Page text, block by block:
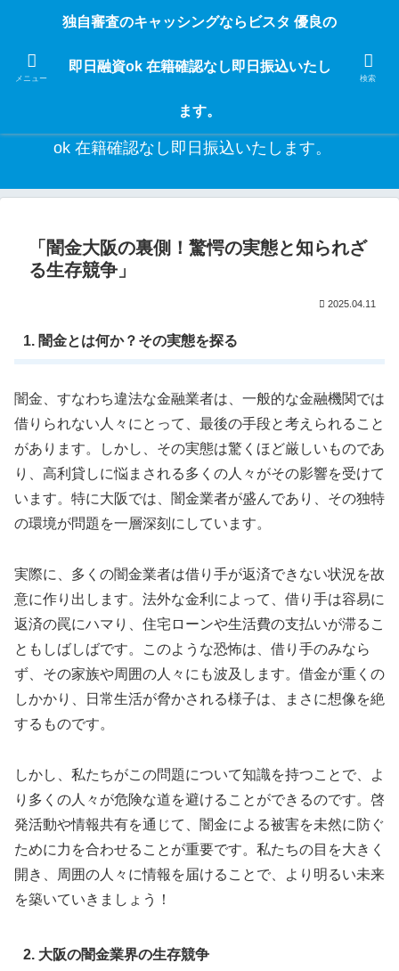
独自審査のフリーローンならビスタなら24時間365日 在籍確認なしで借りれる
な入用があっても安心！融資率97％！仕事をしている人ならブラックでも給料
日返済の１ヶ月融資で借りられるから安心！
独自審査のキャッシングならビスタ 優良の即日融資
ok 在籍確認なし即日振込いたします。
「闇金大阪の裏側！驚愕の実態と知られざ
る生存競争」
2025.04.11
1. 闇金とは何か？その実態を探る
闇金、すなわち違法な金融業者は、一般的な金融機関では
借りられない人々にとって、最後の手段と考えられること
があります。しかし、その実態は驚くほど厳しいものであ
り、高利貸しに悩まされる多くの人々がその影響を受けて
います。特に大阪では、闇金業者が盛んであり、その独特
の環境が問題を一層深刻にしています。
実際に、多くの闇金業者は借り手が返済できない状況を故
意に作り出します。法外な金利によって、借り手は容易に
返済の罠にハマり、住宅ローンや生活費の支払いが滞るこ
ともしばしばです。このような恐怖は、借り手のみなら
ず、その家族や周囲の人々にも波及します。借金が重くの
しかかり、日常生活が脅かされる様子は、まさに想像を絶
するものです。
しかし、私たちがこの問題について知識を持つことで、よ
り多くの人々が危険な道を避けることができるのです。啓
発活動や情報共有を通じて、闇金による被害を未然に防ぐ
ために力を合わせることが重要です。私たちの目を大きく
開き、周囲の人々に情報を届けることで、より明るい未来
を築いていきましょう！
2. 大阪の闇金業界の生存競争
メニュー
独自審査のキャッシングならビスタ 優良の
即日融資ok 在籍確認なし即日振込いたし
ます。
検索